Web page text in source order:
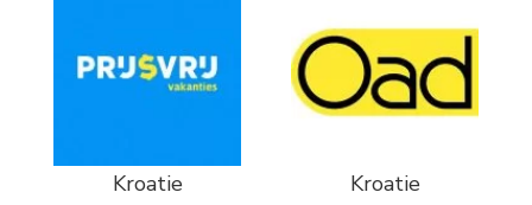
Kroatie Kroatie